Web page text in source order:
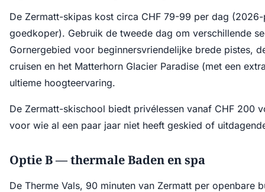
De Zermatt-skipas kost circa CHF 79-99 per dag
goedkoper). Gebruik de tweede dag om verschillende
Gornergebied voor beginnersvriendelijke brede pistes,
cruisen en het Matterhorn Glacier Paradise (met een
ultieme hoogteervaring.
De Zermatt-skischool biedt privélessen vanaf CHF 200
voor wie al een paar jaar niet heeft geskied of
Optie B — thermale Baden en spa
De Therme Vals, 90 minuten van Zermatt per openbare